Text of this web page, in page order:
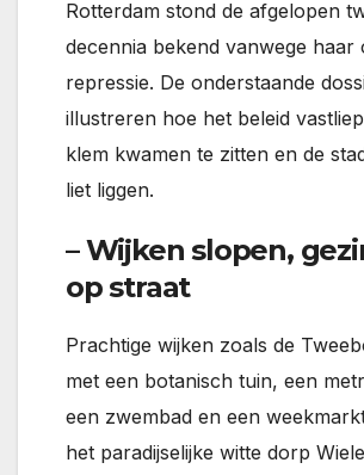
Rotterdam stond de afgelopen
decennia bekend vanwege haar
repressie. De onderstaande
illustreren hoe het beleid
klem kwamen te zitten en de
liet liggen.
– Wijken slopen,
op straat
Prachtige wijken zoals de
met een botanisch tuin, een
een zwembad en een
het paradijselijke witte dorp